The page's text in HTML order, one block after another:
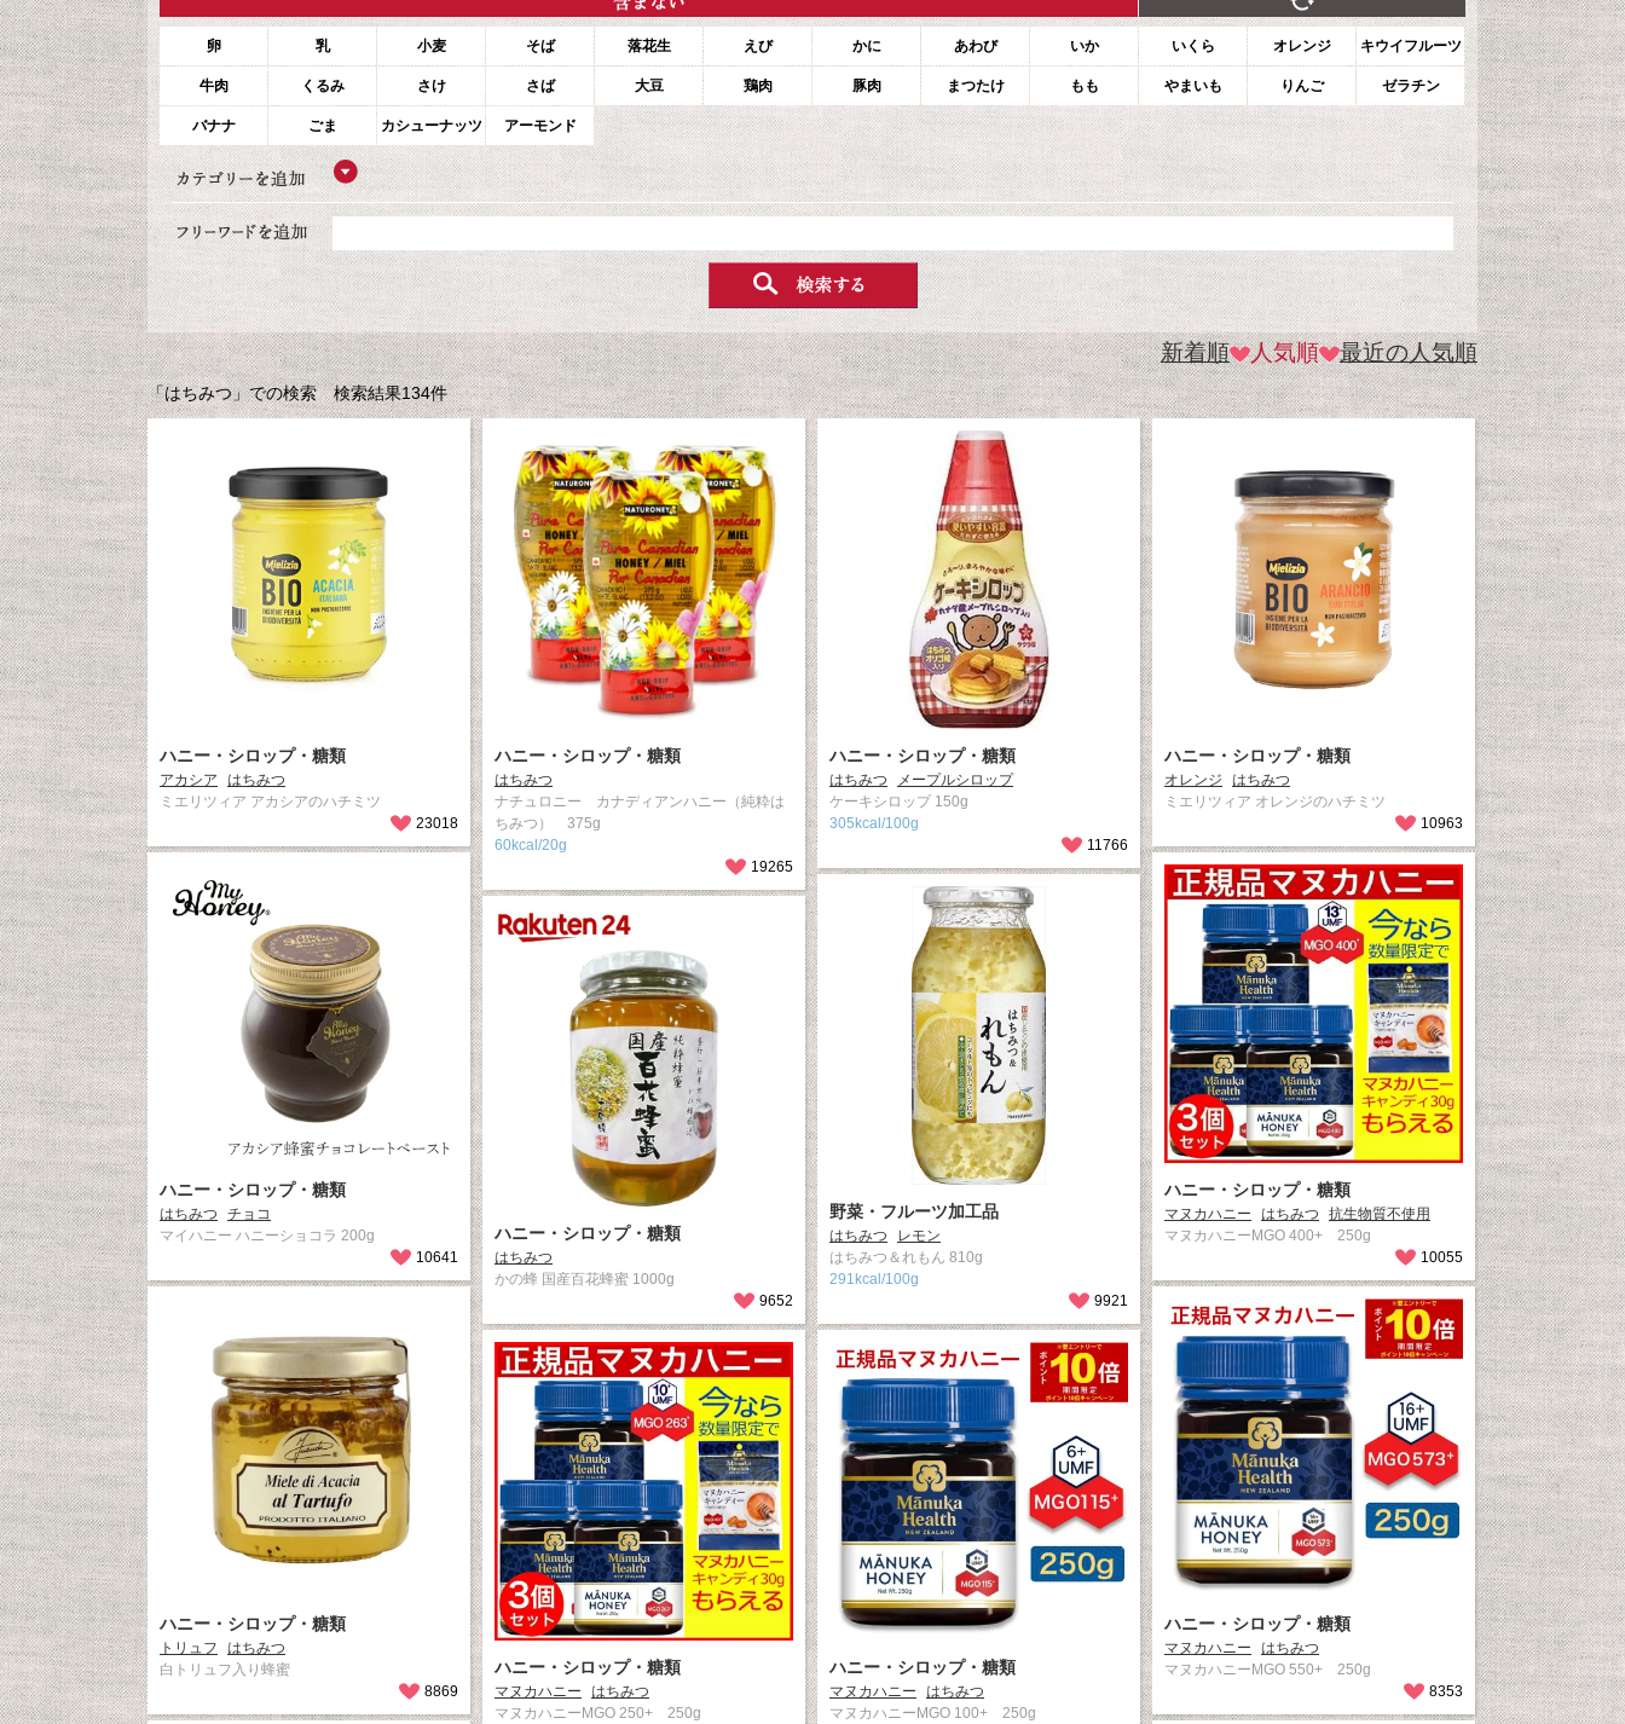
卵 乳 小麦 そば 落花生 えび かに あわび いか いくら オレンジ キウイフルーツ
牛肉 くるみ さけ さば 大豆 鶏肉 豚肉 まつたけ もも やまいも りんご ゼラチン
バナナ ごま カシューナッツ アーモンド
新着順 人気順 最近の人気順
「はちみつ」での検索 検索結果134件
ハニー・シロップ・糖類
アカシア
はちみつ
ミエリツィア アカシアのハチミツ
23018
ハニー・シロップ・糖類
はちみつ
ナチュロニー カナディアンハニー（純粋は
ちみつ） 375g
60kcal/20g
19265
ハニー・シロップ・糖類
はちみつ
メープルシロップ
ケーキシロップ 150g
305kcal/100g
11766
ハニー・シロップ・糖類
オレンジ
はちみつ
ミエリツィア オレンジのハチミツ
10963
ハニー・シロップ・糖類
はちみつ
チョコ
マイハニー ハニーショコラ 200g
10641
ハニー・シロップ・糖類
マヌカハニー はちみつ
抗生物質不使用
マヌカハニーMGO 400+ 250g
10055
野菜・フルーツ加工品
はちみつ
レモン
はちみつ＆れもん 810g
291kcal/100g
9921
ハニー・シロップ・糖類
はちみつ
かの蜂 国産百花蜂蜜 1000g
9652
ハニー・シロップ・糖類
トリュフ
はちみつ
白トリュフ入り蜂蜜
8869
ハニー・シロップ・糖類
マヌカハニー
はちみつ
マヌカハニーMGO 550+ 250g
8353
ハニー・シロップ・糖類
マヌカハニー
はちみつ
マヌカハニーMGO 250+ 250g
ハニー・シロップ・糖類
マヌカハニー
はちみつ
マヌカハニーMGO 100+ 250g